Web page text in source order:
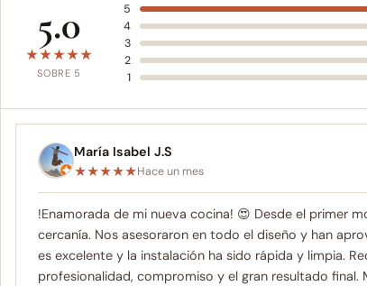
5.0
★★★★★
SOBRE 5
5
4
3
2
1
María Isabel J.S
★★★★★Hace un mes
!Enamorada de mi nueva cocina! 😍 Desde el primer
cercanía. Nos asesoraron en todo el diseño y han
es excelente y la instalación ha sido rápida y limpia.
profesionalidad, compromiso y el gran resultado final.